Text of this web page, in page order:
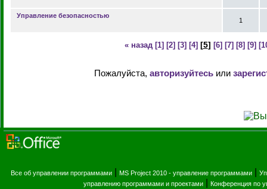
Управление безопасностью
1
« назад [1] [2] [3] [4] [5] [6] [7] [8] [9]
Пожалуйста, авторизуйтесьили
Все об управлении программами MS Project 2010 - управление программами
управлению программами и проектами| Конференция по